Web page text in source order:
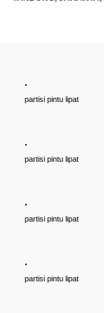
HOTEL, Ruang
.
partisi pintu lipat
.
partisi pintu lipat
.
partisi pintu lipat
.
partisi pintu lipat